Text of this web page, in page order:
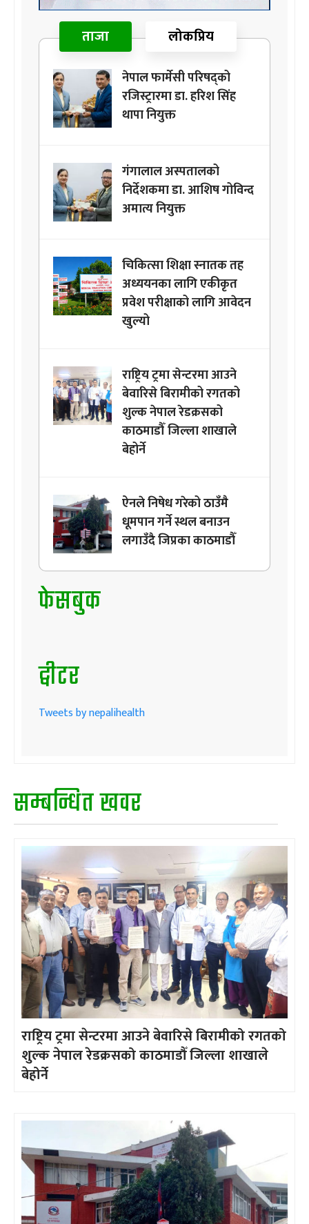
ताजा लोकप्रिय
नेपाल फार्मेसी परिषद्को
रजिस्ट्रारमा डा. हरिश सिंह
थापा नियुक्त
गंगालाल अस्पतालको
निर्देशकमा डा. आशिष गोविन्द
अमात्य नियुक्त
चिकित्सा शिक्षा स्नातक तह
अध्ययनका लागि एकीकृत
प्रवेश परीक्षाको लागि आवेदन
खुल्यो
राष्ट्रिय ट्रमा सेन्टरमा आउने
बेवारिसे बिरामीको रगतको
शुल्क नेपाल रेडक्रसको
काठमाडौँ जिल्ला शाखाले
बेहोर्ने
ऐनले निषेध गरेको ठाउँमै
धूमपान गर्ने स्थल बनाउन
लगाउँदै जिप्रका काठमाडौँ
फेसबुक
ट्वीटर
Tweets by nepalihealth
सम्बन्धित खवर
राष्ट्रिय ट्रमा सेन्टरमा आउने बेवारिसे बिरामीको रगतको
शुल्क नेपाल रेडक्रसको काठमाडौँ जिल्ला शाखाले
बेहोर्ने